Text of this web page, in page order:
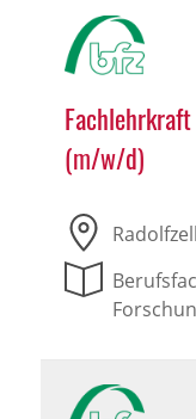
(m/w/d)